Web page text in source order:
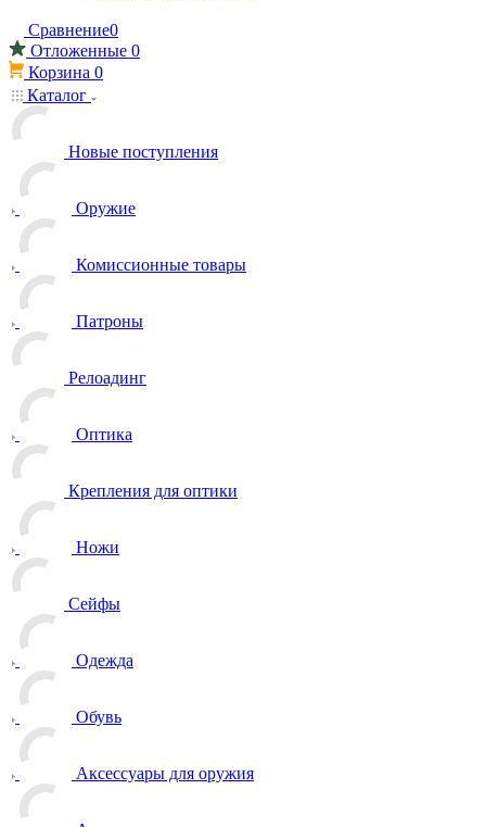
Сравнение0
Отложенные 0
Корзина 0
Каталог
Новые поступления
Оружие
Комиссионные товары
Патроны
Релоадинг
Оптика
Крепления для оптики
Ножи
Сейфы
Одежда
Обувь
Аксессуары для оружия